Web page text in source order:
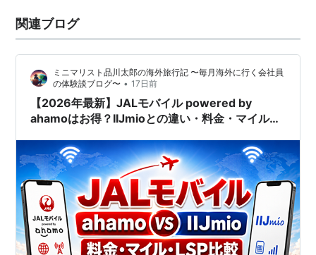
関連ブログ
ミニマリスト品川太郎の海外旅行記 〜毎月海外に行く会社員
の体験談ブログ〜 • 17日前
【2026年最新】JALモバイル powered by
ahamoはお得？IIJmioとの違い・料金・マイル・